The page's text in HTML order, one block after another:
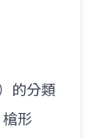
的分類
形